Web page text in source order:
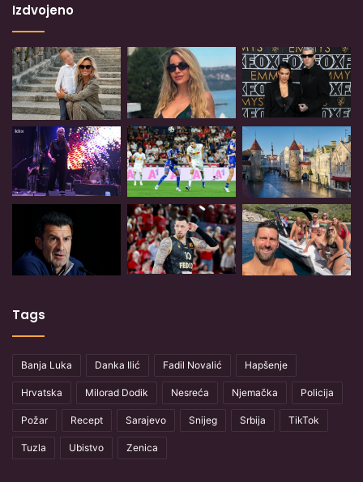
Izdvojeno
Tags
Banja Luka Danka Ilić Fadil Novalić Hapšenje
Hrvatska Milorad Dodik Nesreća Njemačka Policija
Požar Recept Sarajevo Snijeg Srbija TikTok
Tuzla Ubistvo Zenica